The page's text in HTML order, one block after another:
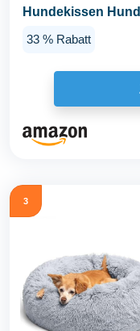
Hundekissen
33 % Rabatt
3